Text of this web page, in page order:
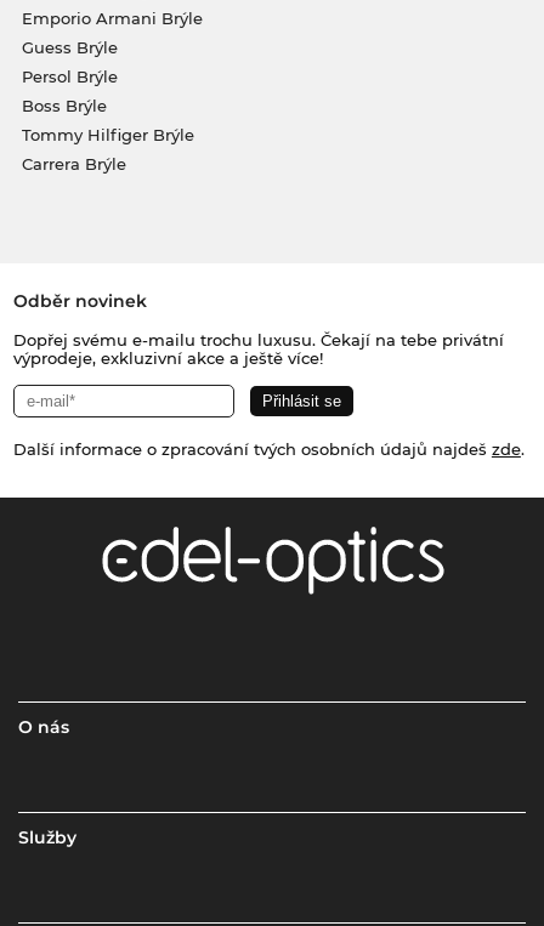
Emporio Armani Brýle
Guess Brýle
Persol Brýle
Boss Brýle
Tommy Hilfiger Brýle
Carrera Brýle
Odběr novinek
Dopřej svému e-mailu trochu luxusu. Čekají na tebe privátní
výprodeje, exkluzivní akce a ještě více!
Další informace o zpracování tvých osobních údajů najdeš zde.
O nás
Služby